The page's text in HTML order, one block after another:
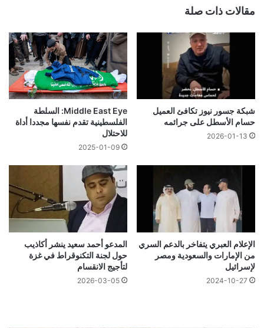
مقالات ذات صلة
شبكة جسور نيوز تكافئ العميل
حسام الأسطل على جرائمه
2026-01-13
Middle East Eye: السلطة
الفلسطينية تقدم نفسها مجددا أداة
للاحتلال
2025-01-09
الإعلام العبري يتفاخر بالدعم السري
من الإمارات والسعودية ومصر
لإسرائيل
2024-10-27
المدعو أحمد سعيد ينشر أكاذيب
حول لجنة التكنوقراط في غزة
لتأجيج الانقسام
2026-03-05